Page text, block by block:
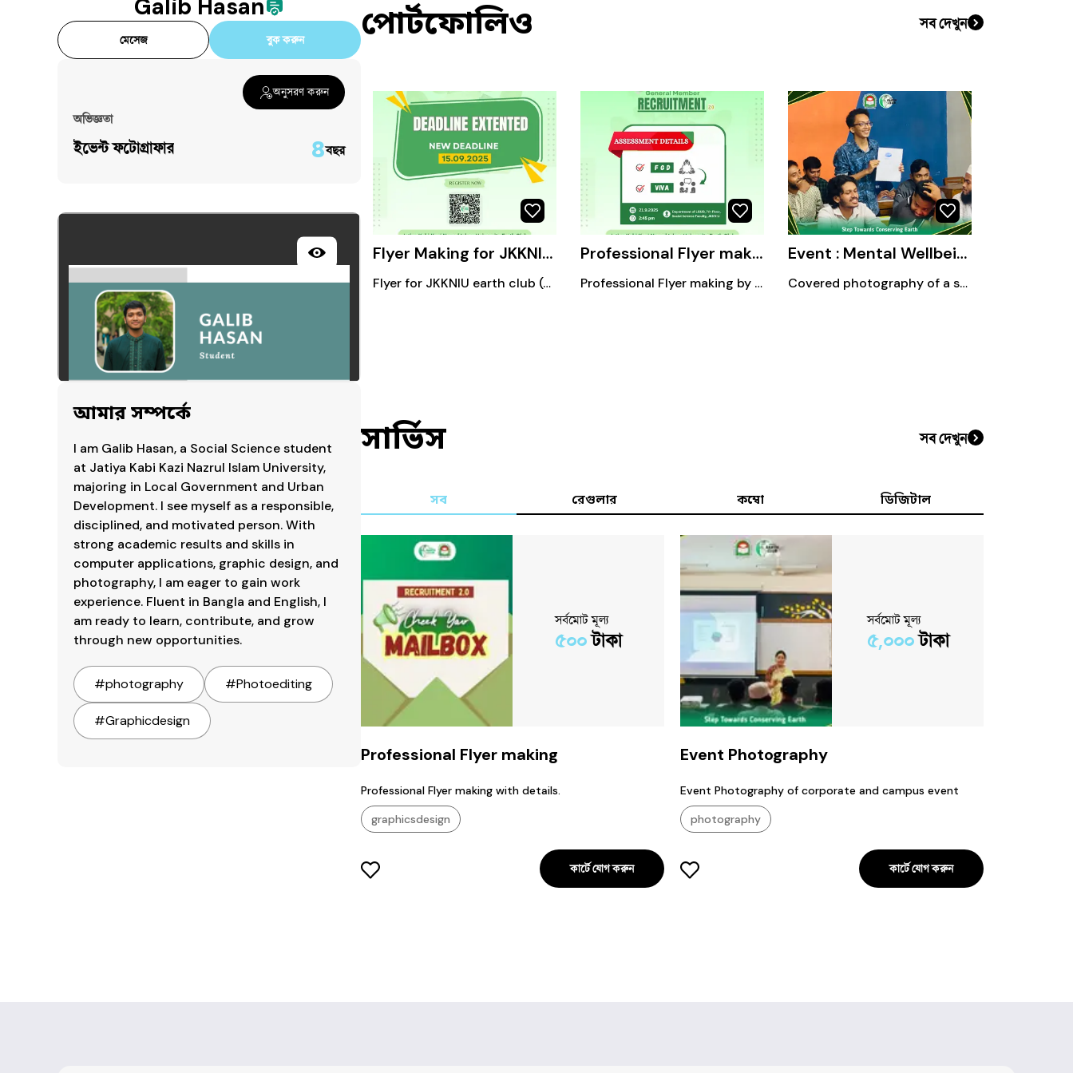
Galib Hasan
মেসেজ বুক করুন
অনুসরণ করুন
অভিজ্ঞতা
ইভেন্ট ফটোগ্রাফার ৪বছর
আমার সম্পর্কে
I am Galib Hasan, a Social Science student
at Jatiya Kabi Kazi Nazrul Islam University,
majoring in Local Government and Urban
Development. I see myself as a responsible,
disciplined, and motivated person. With
strong academic results and skills in
computer applications, graphic design, and
photography, I am eager to gain work
experience. Fluent in Bangla and English, I
am ready to learn, contribute, and grow
through new opportunities.
#photography #Photoediting
#Graphicdesign
পোর্টফোলিও সব দেখুন
Flyer Making for JKKNIU EARTH CLUB
Flyer for JKKNIU earth club (General members recruitment)
Professional Flyer making
Professional Flyer making by pixellab and canva
Event : Mental Wellbeing session
Covered photography of a session at JKKNIU campus.
সার্ভিস সব দেখুন
সব রেগুলার কম্বো ডিজিটাল
সর্বমোট মূল্য
৫০০টাকা
Professional Flyer making
Professional Flyer making with details.
graphicsdesign
কার্টে যোগ করুন
সর্বমোট মূল্য
৫,০০০টাকা
Event Photography
Event Photography of corporate and campus event
photography
কার্টে যোগ করুন